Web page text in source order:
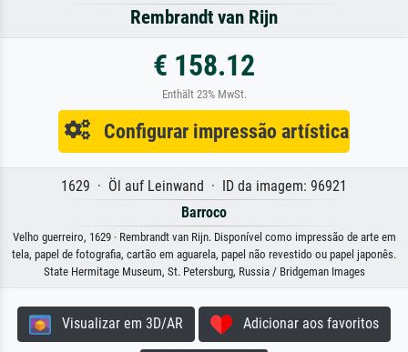
Rembrandt van Rijn
€ 158.12
Enthält 23% MwSt.
Configurar impressão artística
1629 · Öl auf Leinwand · ID da imagem: 96921
Barroco
Velho guerreiro, 1629 · Rembrandt van Rijn. Disponível como impressão de arte em
tela, papel de fotografia, cartão em aguarela, papel não revestido ou papel japonês.
State Hermitage Museum, St. Petersburg, Russia / Bridgeman Images
Visualizar em 3D/AR Adicionar aos favoritos